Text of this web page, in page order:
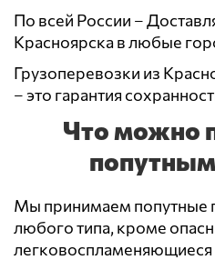
По всей России –
Красноярска в любые
Грузоперевозки из
– это гарантия
Что можно
Мы принимаем попутные
любого типа, кроме
легковоспламеняющиеся